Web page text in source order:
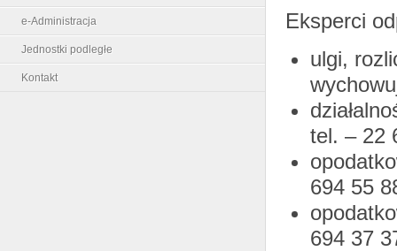
e-Administracja
Jednostki podległe
Kontakt
Eksperci
ulgi,
tel. – 22
694 55
694 37